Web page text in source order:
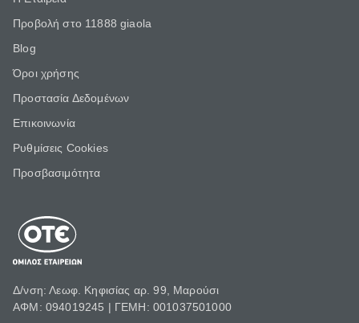
Προβολή στο 11888 giaola
Blog
Όροι χρήσης
Προστασία Δεδομένων
Επικοινωνία
Ρυθμίσεις Cookies
Προσβασιμότητα
Δ/νση: Λεωφ. Κηφισίας αρ. 99, Μαρούσι
ΑΦΜ: 094019245 | ΓΕΜΗ: 001037501000